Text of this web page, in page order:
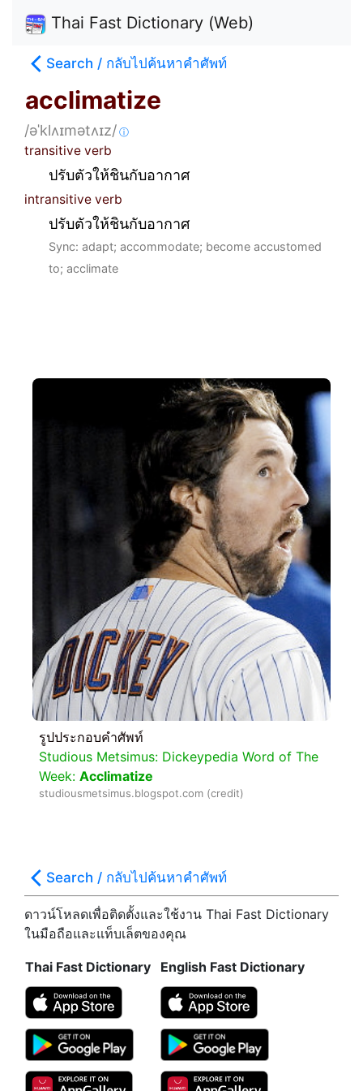
Thai Fast Dictionary (Web)
Search / กลับไปค้นหาคำศัพท์
acclimatize
/əˈklʌɪmətʌɪz/ ⓘ
transitive verb
ปรับตัวให้ชินกับอากาศ
intransitive verb
ปรับตัวให้ชินกับอากาศ
Sync: adapt; accommodate; become accustomed
to; acclimate
รูปประกอบคำศัพท์
Studious Metsimus: Dickeypedia Word of The
Week: Acclimatize
studiousmetsimus.blogspot.com (credit)
Search / กลับไปค้นหาคำศัพท์
ดาวน์โหลดเพื่อติดตั้งและใช้งาน Thai Fast Dictionary
ในมือถือและแท็บเล็ตของคุณ
Thai Fast Dictionary English Fast Dictionary